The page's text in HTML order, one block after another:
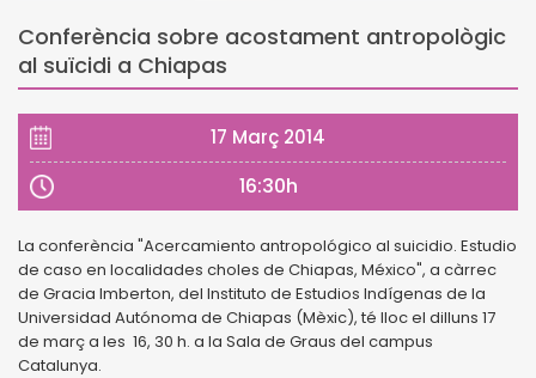
Conferència sobre acostament antropològic
al suïcidi a Chiapas
17 Març 2014
16:30h
La conferència "Acercamiento antropológico al suicidio. Estudio
de caso en localidades choles de Chiapas, México", a càrrec
de Gracia Imberton, del Instituto de Estudios Indígenas de la
Universidad Autónoma de Chiapas (Mèxic), té lloc el dilluns 17
de març a les 16, 30 h. a la Sala de Graus del campus
Catalunya.